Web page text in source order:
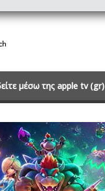
μέσω της apple tv (gr)